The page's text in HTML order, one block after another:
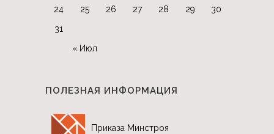
« Июл
24
25 26 27 28 29
30
31
ПОЛЕЗНАЯ ИНФОРМАЦИЯ
Приказа Минстроя